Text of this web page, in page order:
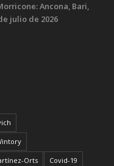
Ancona, Bari,
julio de 2026
Orts Covid-19